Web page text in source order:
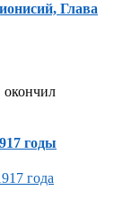
Глава
окончил
годы